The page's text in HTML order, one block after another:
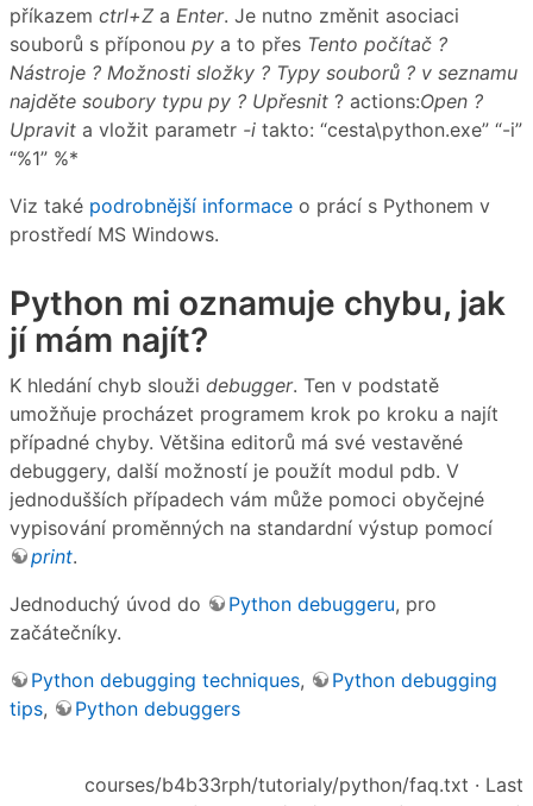
příkazem ctrl+Z a Enter. Je nutno změnit asociaci
souborů s příponou py a to přes Tento počítač ?
Nástroje ? Možnosti složky ? Typy souborů ? v seznamu
najděte soubory typu py ? Upřesnit ? actions:Open ?
Upravit a vložit parametr -i takto: “cesta\python.exe” “-i”
“%1” %*
Viz také podrobnější informace o prácí s Pythonem v
prostředí MS Windows.
Python mi oznamuje chybu, jak
jí mám najít?
K hledání chyb slouži debugger. Ten v podstatě
umožňuje procházet programem krok po kroku a najít
případné chyby. Většina editorů má své vestavěné
debuggery, další možností je použít modul pdb. V
jednodušších případech vám může pomoci obyčejné
vypisování proměnných na standardní výstup pomocí
print.
Jednoduchý úvod do
Python debuggeru, pro
začátečníky.
Python debugging techniques,
Python debugging
tips, Python debuggers
courses/b4b33rph/tutorialy/python/faq.txt · Last